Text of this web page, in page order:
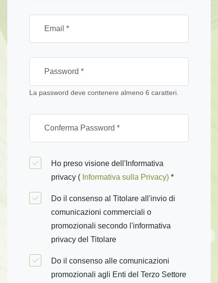
La password deve contenere almeno 6 caratteri.
Ho preso visione dell'Informativa
privacy ( Informativa sulla Privacy) *
Do il consenso al Titolare all'invio di
comunicazioni commerciali o
promozionali secondo l'informativa
privacy del Titolare
Do il consenso alle comunicazioni
promozionali agli Enti del Terzo Settore